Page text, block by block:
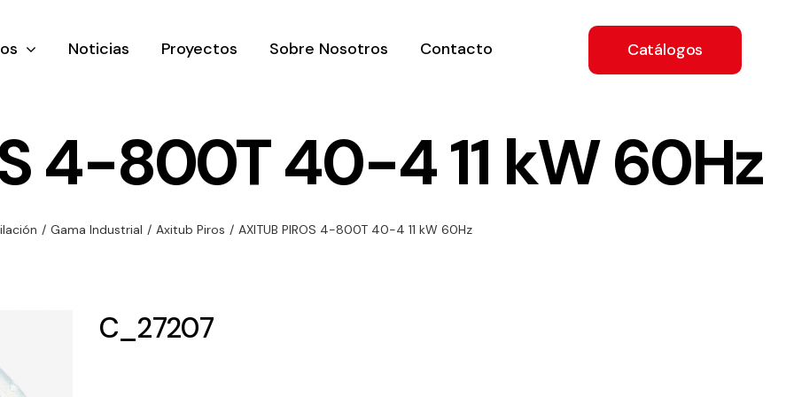
y
de
y
Ventilación
ventilación
Iluminación
Noticias Proyectos Sobre Nosotros Contacto Catálogos
4-800T 40-4 11 kW 60Hz
/ Gama Industrial / Axitub Piros / AXITUB PIROS 4-800T 40-4 11 kW 60Hz
C_27207